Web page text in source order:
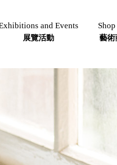
and Events
展覽活動 藝術